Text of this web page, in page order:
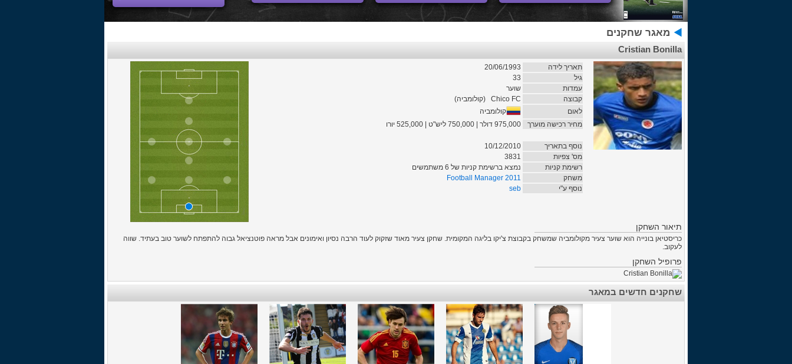
מאגר שחקנים
Cristian Bonilla
תאריך לידה
20/06/1993
גיל
33
עמדות
שוער
קבוצה
Chico FC
(קולומביה)
לאום
קולומביה
מחיר רכישה מוערך
975,000 דולר | 750,000 ליש"ט | 525,000 יורו
נוסף בתאריך
10/12/2010
מס' צפיות
3831
רשימת קניות
נמצא ברשימת קניות של 6 משתמשים
משחק
Football Manager 2011
נוסף ע"י
seb
תיאור השחקן
כריסטיאן בונייה הוא שוער צעיר מקולומביה שמשחק בקבוצת צ'יקו בליגה המקומית. שחקן צעיר מאוד שזקוק לעוד הרבה נסיון ואימונים אבל מראה פוטנציאל גבוה להתפתח לשוער טוב בעתיד. שווה
לעקוב.
פרופיל השחקן
שחקנים חדשים במאגר